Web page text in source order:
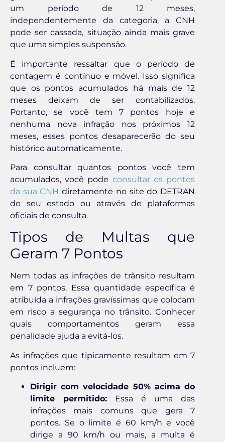
um período de 12 meses,
independentemente da categoria, a CNH
pode ser cassada, situação ainda mais grave
que uma simples suspensão.
É importante ressaltar que o período de
contagem é contínuo e móvel. Isso significa
que os pontos acumulados há mais de 12
meses deixam de ser contabilizados.
Portanto, se você tem 7 pontos hoje e
nenhuma nova infração nos próximos 12
meses, esses pontos desaparecerão do seu
histórico automaticamente.
Para consultar quantos pontos você tem
acumulados, você pode consultar os pontos
da sua CNH diretamente no site do DETRAN
do seu estado ou através de plataformas
oficiais de consulta.
Tipos de Multas que
Geram 7 Pontos
Nem todas as infrações de trânsito resultam
em 7 pontos. Essa quantidade específica é
atribuída a infrações gravíssimas que colocam
em risco a segurança no trânsito. Conhecer
quais comportamentos geram essa
penalidade ajuda a evitá-los.
As infrações que tipicamente resultam em 7
pontos incluem:
Dirigir com velocidade 50% acima do
limite permitido: Essa é uma das
infrações mais comuns que gera 7
pontos. Se o limite é 60 km/h e você
dirige a 90 km/h ou mais, a multa é